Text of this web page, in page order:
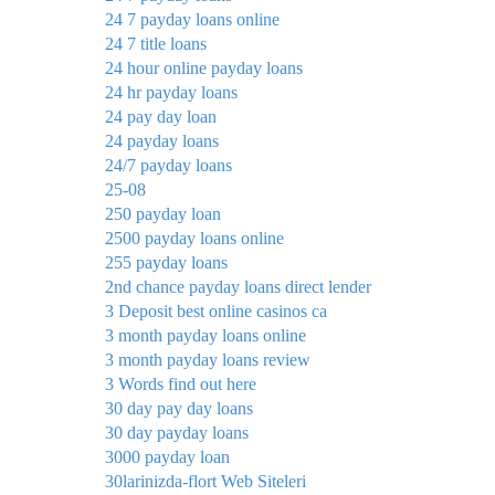
24 7 payday loans online
24 7 title loans
24 hour online payday loans
24 hr payday loans
24 pay day loan
24 payday loans
24/7 payday loans
25-08
250 payday loan
2500 payday loans online
255 payday loans
2nd chance payday loans direct lender
3 Deposit best online casinos ca
3 month payday loans online
3 month payday loans review
3 Words find out here
30 day pay day loans
30 day payday loans
3000 payday loan
30larinizda-flort Web Siteleri